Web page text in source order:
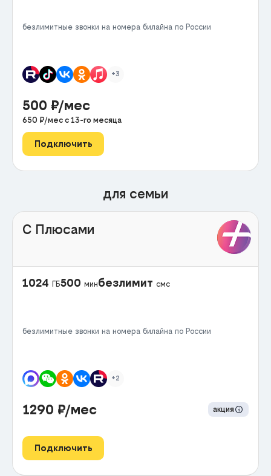
безлимитные звонки на номера билайна по России
+3
500 ₽/мес
650 ₽/мес с 13-го месяца
Подключить
для семьи
С Плюсами
1024 ГБ500 минбезлимит смс
безлимитные звонки на номера билайна по России
+2
1290 ₽/мес акция
Подключить